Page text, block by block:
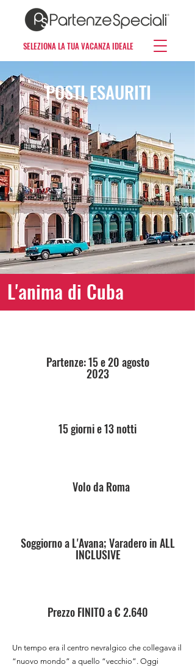
SELEZIONA LA TUA VACANZA IDEALE
POSTI ESAURITI
L'anima di Cuba
Partenze: 15 e 20 agosto
2023
15 giorni e 13 notti
Volo da Roma
Soggiorno a L'Avana; Varadero in ALL
INCLUSIVE
Prezzo FINITO a € 2.640
Un tempo era il centro nevralgico che collegava il
“nuovo mondo” a quello “vecchio”. Oggi